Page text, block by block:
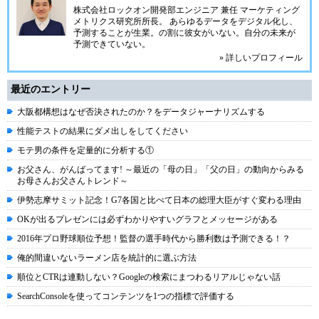
株式会社ロックオン開発部エンジニア 兼任 マーケティング
メトリクス研究所所長。 あらゆるデータをデジタル化し、
予測することが生業。の割に彼女がいない。自分の未来が
予測できていない。
» 詳しいプロフィール
最近のエントリー
大阪都構想はなぜ否決されたのか？をデータジャーナリズムする
性能テストの結果にダメ出しをしてください
モテ男の条件を定量的に分析する①
お父さん、がんばってます! ～最近の「母の日」「父の日」の動向からみる
お母さんお父さんトレンド～
伊勢志摩サミット記念！G7各国と比べて日本の総理大臣がすぐ変わる理由
OKが出るプレゼンには必ずわかりやすいグラフとメッセージがある
2016年プロ野球順位予想！監督の選手時代から勝利数は予測できる！？
俺的間違いないラーメン店を統計的に選ぶ方法
順位とCTRは連動しない？Googleの検索にまつわるリアルじゃない話
SearchConsoleを使ってコンテンツを1つの指標で評価する